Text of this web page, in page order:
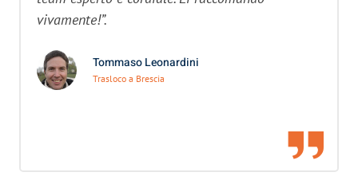
vivamente!”.
Tommaso Leonardini
Trasloco a Brescia